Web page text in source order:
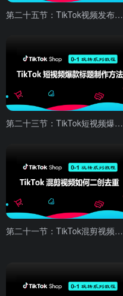
第二十五节：TikTok视频发布的正确方法
第二十三节：TikTok短视频爆款标题制作方法
第二十一节：TikTok混剪视频如何二创去重